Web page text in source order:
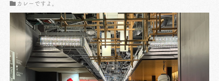
カレーですよ。